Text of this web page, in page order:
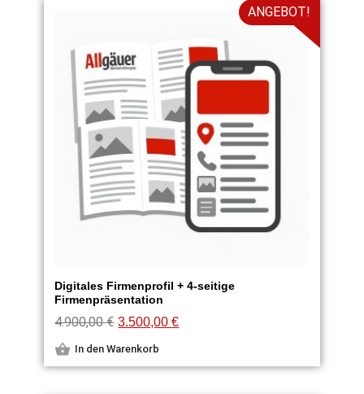
ANGEBOT!
Digitales Firmenprofil + 4-seitige
Firmenpräsentation
4.900,00€ 3.500,00€
In den Warenkorb